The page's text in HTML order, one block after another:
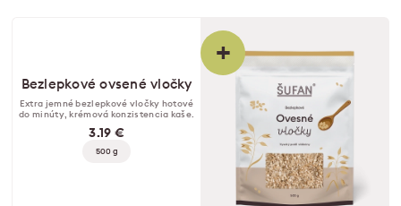
+
Bezlepkové ovsené vločky
Extra jemné bezlepkové vločky hotové
do minúty, krémová konzistencia kaše.
3.19 €
500 g